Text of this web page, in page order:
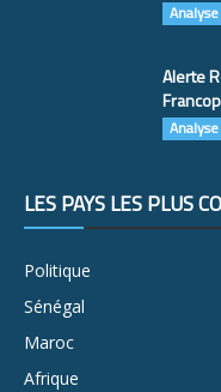
Analyse
Alerte
Analyse
LES PAYS LES PLUS
Politique
Sénégal
Maroc
Afrique